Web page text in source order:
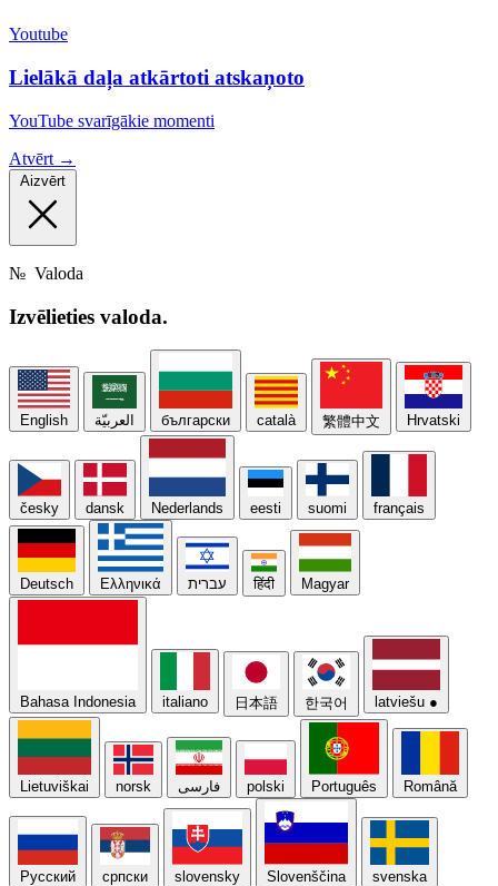
Youtube
Lielākā daļa atkārtoti atskaņoto
YouTube svarīgākie momenti
Atvērt →
Aizvērt
№ Valoda
Izvēlieties valoda.
English العربيّة български català 繁體中文 Hrvatski
česky dansk Nederlands eesti suomi français
Deutsch Ελληνικά עברית हिंदी Magyar
Bahasa Indonesia italiano 日本語 한국어 latviešu ●
Lietuviškai norsk فارسی polski Português Română
Русский српски slovensky Slovenščina svenska